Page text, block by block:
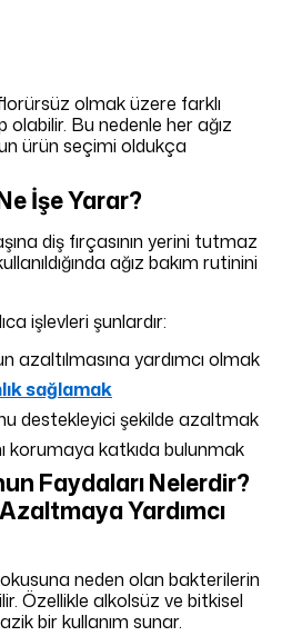
olmak üzere farklı
olabilir. Bu nedenle her ağız
ürün seçimi oldukça
İşe Yarar?
diş fırçasının yerini tutmaz
ağız bakım rutinini
işlevleri şunlardır:
azaltılmasına yardımcı olmak
sağlamak
destekleyici şekilde azaltmak
korumaya katkıda bulunmak
Faydaları Nelerdir?
Yardımcı
neden olan bakterilerin
Özellikle alkolsüz ve bitkisel
bir kullanım sunar.